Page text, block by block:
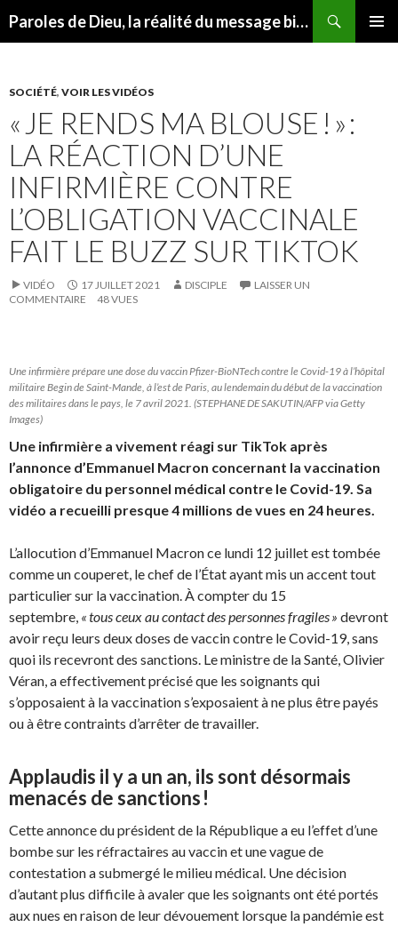
Paroles de Dieu, la réalité du message biblique
SOCIÉTÉ, VOIR LES VIDÉOS
« JE RENDS MA BLOUSE ! » :
LA RÉACTION D’UNE
INFIRMIÈRE CONTRE
L’OBLIGATION VACCINALE
FAIT LE BUZZ SUR TIKTOK
VIDÉO 17 JUILLET 2021 DISCIPLE
LAISSER UN
COMMENTAIRE
48 VUES
Une infirmière prépare une dose du vaccin Pfizer-BioNTech contre le Covid-19 à l’hôpital
militaire Begin de Saint-Mande, à l’est de Paris, au lendemain du début de la vaccination
des militaires dans le pays, le 7 avril 2021. (STEPHANE DE SAKUTIN/AFP via Getty
Images)
Une infirmière a vivement réagi sur TikTok après
l’annonce d’Emmanuel Macron concernant la vaccination
obligatoire du personnel médical contre le Covid-19. Sa
vidéo a recueilli presque 4 millions de vues en 24 heures.
L’allocution d’Emmanuel Macron ce lundi 12 juillet est tombée
comme un couperet, le chef de l’État ayant mis un accent tout
particulier sur la vaccination.Àcompter du 15
septembre, « tous ceux au contact des personnes fragiles » devront
avoir reçu leurs deux doses de vaccin contre le Covid-19, sans
quoi ils recevront des sanctions. Le ministre de la Santé, Olivier
Véran, a effectivement précisé que les soignants qui
s’opposaient à la vaccination s’exposaient à ne plus être payés
ou à être contraints d’arrêter de travailler.
Applaudis il y a un an, ils sont désormais
menacés de sanctions !
Cette annonce du président de la République a eu l’effet d’une
bombe sur les réfractaires au vaccin et une vague de
contestation a submergé le milieu médical. Une décision
d’autant plus difficile à avaler que les soignants ont été portés
aux nues en raison de leur dévouement lorsque la pandémie est